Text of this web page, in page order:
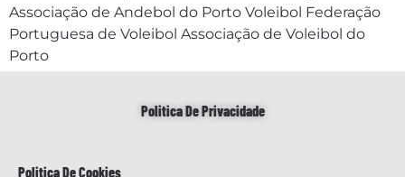
Associação de Andebol do Porto Voleibol Federação
Portuguesa de Voleibol Associação de Voleibol do
Porto
Politica De Privacidade
Politica De Cookies